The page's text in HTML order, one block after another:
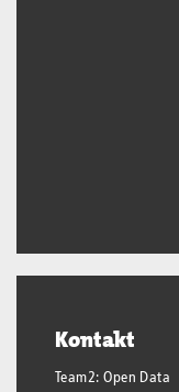
Kontakt
Team2: Open Data